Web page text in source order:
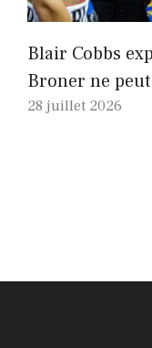
Blair Cobbs
Broner ne
28 juillet 2026